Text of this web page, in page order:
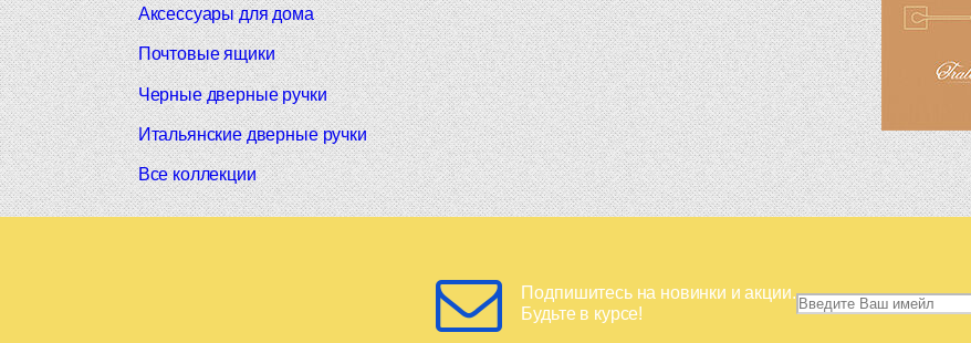
Аксессуары для дома
Почтовые ящики
Черные дверные ручки
Итальянские дверные ручки
Все коллекции
Подпишитесь на новинки и акции.
Будьте в курсе!